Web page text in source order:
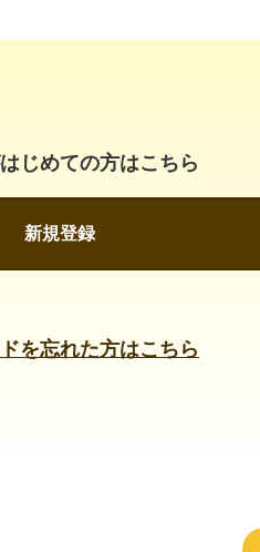
じめての方はこちら
新規登録
を忘れた方はこちら